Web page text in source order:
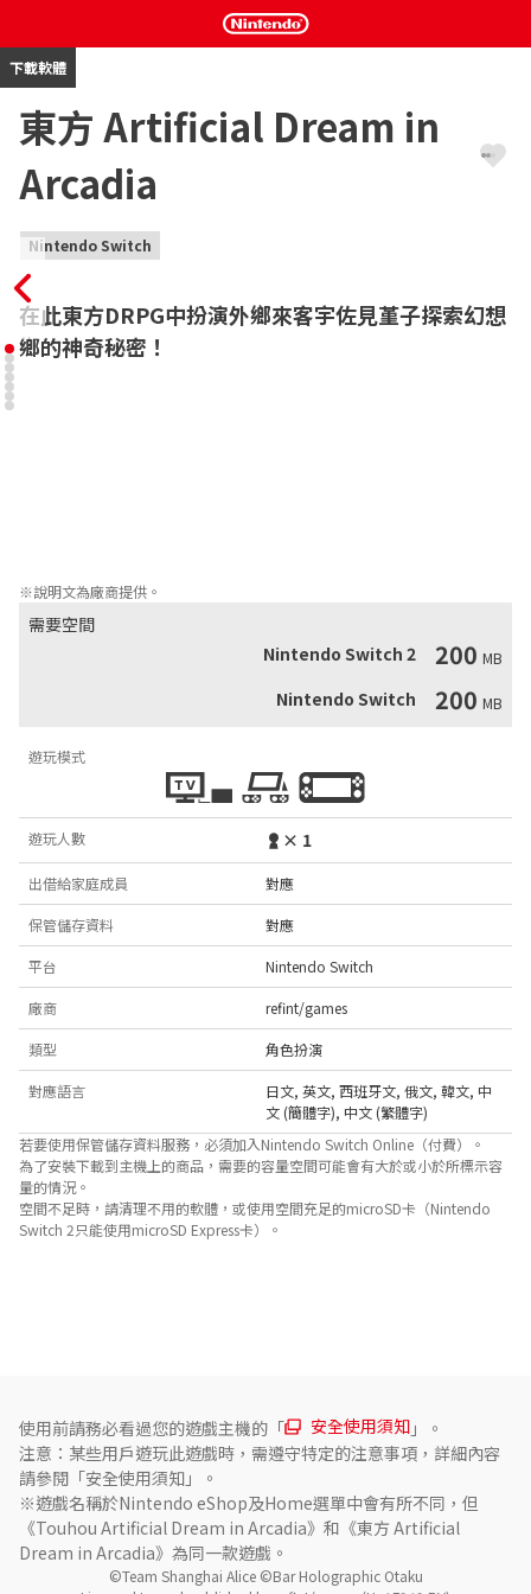
下載軟體
東方 Artificial Dream in
Arcadia
Nintendo Switch
在此東方DRPG中扮演外鄉來客宇佐見堇子探索幻想
鄉的神奇秘密！
※說明文為廠商提供。
需要空間
Nintendo Switch 2
200 MB
Nintendo Switch 200 MB
遊玩模式
遊玩人數 × 1
出借給家庭成員 對應
保管儲存資料 對應
平台 Nintendo Switch
廠商 refint/games
類型 角色扮演
對應語言 日文, 英文, 西班牙文, 俄文, 韓文, 中
文 (簡體字), 中文 (繁體字)
若要使用保管儲存資料服務，必須加入Nintendo Switch Online（付費）。
為了安裝下載到主機上的商品，需要的容量空間可能會有大於或小於所標示容
量的情況。
空間不足時，請清理不用的軟體，或使用空間充足的microSD卡（Nintendo
Switch 2只能使用microSD Express卡）。
使用前請務必看過您的遊戲主機的「 安全使用須知 」。
注意：某些用戶遊玩此遊戲時，需遵守特定的注意事項，詳細內容
請參閱「安全使用須知」。
※遊戲名稱於Nintendo eShop及Home選單中會有所不同，但
《Touhou Artificial Dream in Arcadia》和《東方 Artificial
Dream in Arcadia》為同一款遊戲。
©Team Shanghai Alice ©Bar Holographic Otaku